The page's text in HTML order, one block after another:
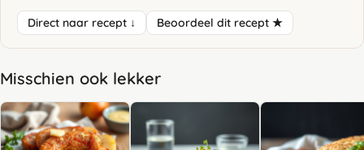
Direct naar recept ↓ Beoordeel dit recept ★
Misschien ook lekker